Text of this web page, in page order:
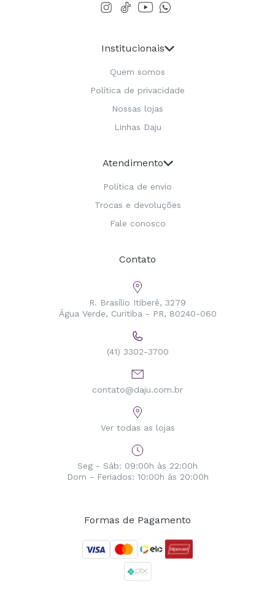
Institucionais
Quem somos
Política de privacidade
Nossas lojas
Linhas Daju
Atendimento
Política de envio
Trocas e devoluções
Fale conosco
Contato
R. Brasílio Itiberê, 3279
Água Verde, Curitiba - PR, 80240-060
(41) 3302-3700
contato@daju.com.br
Ver todas as lojas
Seg - Sáb: 09:00h às 22:00h
Dom - Feriados: 10:00h às 20:00h
Formas de Pagamento